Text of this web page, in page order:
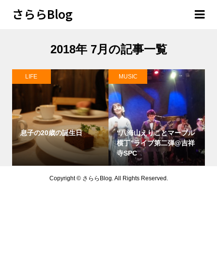
さららBlog
2018年 7月の記事一覧
息子の20歳の誕生日
LIFE
“八海山えりことマーブル
横丁”ライブ第二弾@吉祥
寺SPC
MUSIC
Copyright ©さららBlog. All Rights Reserved.